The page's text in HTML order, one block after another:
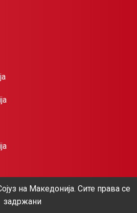
на Македонија. Сите права се
задржани